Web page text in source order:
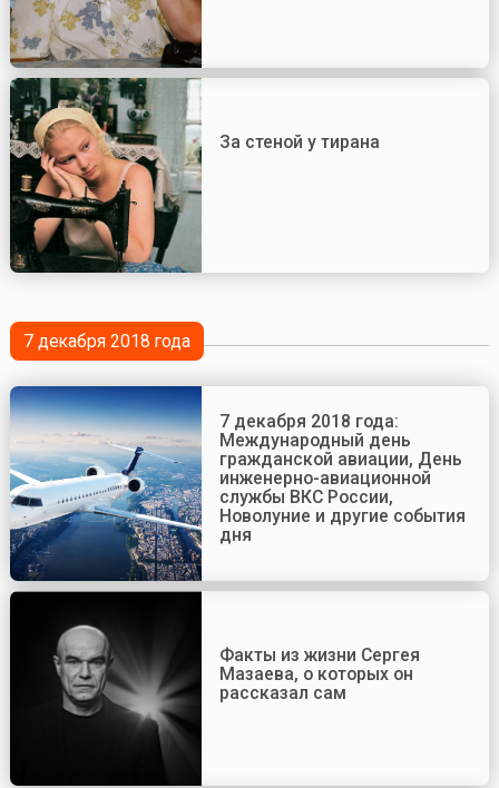
За стеной у тирана
7 декабря 2018 года
7 декабря 2018 года:
Международный день
гражданской авиации, День
инженерно-авиационной
службы ВКС России,
Новолуние и другие события
дня
Факты из жизни Сергея
Мазаева, о которых он
рассказал сам